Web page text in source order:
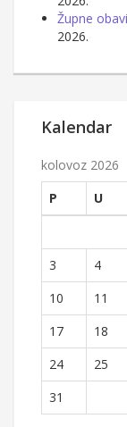
Župne
2026.
Kalendar
kolovoz 2026
P
U
3
4
10
11
17
18
24
25
31